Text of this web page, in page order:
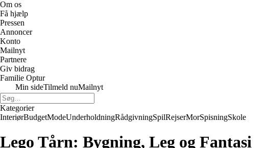
Om os
Få hjælp
Pressen
Annoncer
Konto
Mailnyt
Partnere
Giv bidrag
Familie Optur
Min sideTilmeld nuMailnyt
Kategorier
InteriørBudgetModeUnderholdningRådgivningSpilRejserMorSpisningSkole
Lego Tårn: Bygning, Leg og Fantasi